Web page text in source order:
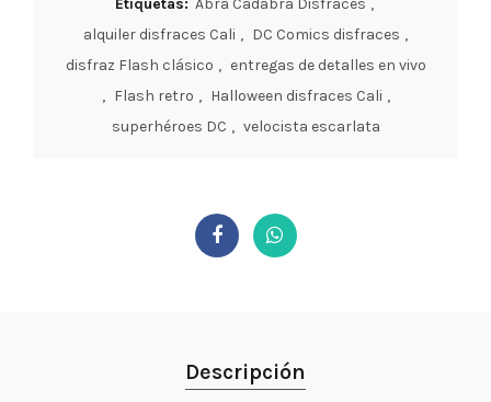
Etiquetas: Abra Cadabra Disfraces ,
alquiler disfraces Cali , DC Comics disfraces ,
disfraz Flash clásico , entregas de detalles en vivo
, Flash retro , Halloween disfraces Cali ,
superhéroes DC , velocista escarlata
Descripción